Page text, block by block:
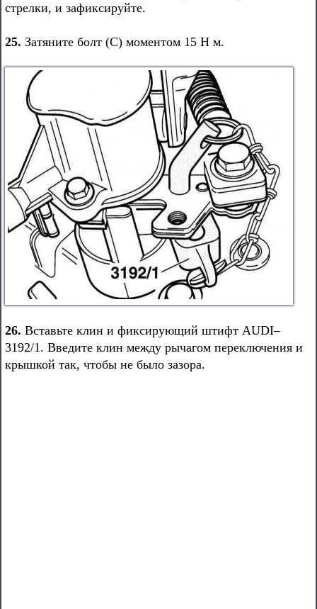
стрелки, и зафиксируйте.
25. Затяните болт (С) моментом 15 Н м.
26. Вставьте клин и фиксирующий штифт AUDI–
3192/1. Введите клин между рычагом переключения и
крышкой так, чтобы не было зазора.